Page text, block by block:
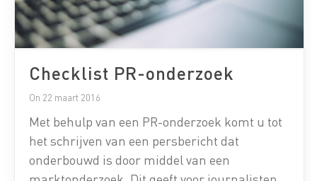
Checklist PR-onderzoek
On 22 maart 2016
Met behulp van een PR-onderzoek komt u tot
het schrijven van een persbericht dat
onderbouwd is door middel van een